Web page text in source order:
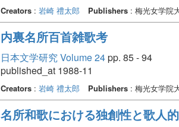
Creators: 岩崎 禮太郎 Publishers: 梅光女学院
内裏名所百首雑歌考
日本文学研究 Volume 24pp. 85 - 94
published_at 1988-11
Creators: 岩崎 禮太郎 Publishers: 梅光女学院
名所和歌における独創性と歌人